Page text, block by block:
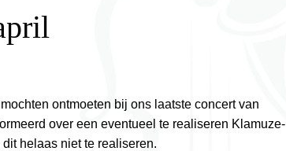
ontmoeten bij ons laatste concert van
over een eventueel te realiseren Klamuze-
helaas niet te realiseren.